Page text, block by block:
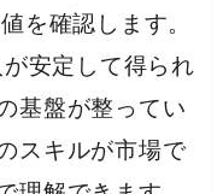
を確認します。
安定して得られ
基盤が整ってい
スキルが市場で